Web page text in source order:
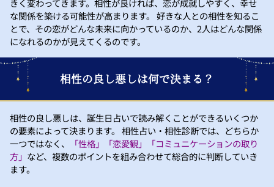
な関係を築ける可能性が高まります。 好きな人との相性を知るこ
とで、その恋がどんな未来に向かっているのか、2人はどんな関係
になれるのかが見えてくるのです。
相性の良し悪しは何で決まる？
相性の良し悪しは、誕生日占いで読み解くことができるいくつか
の要素によって決まります。 相性占い・相性診断では、どちらか
一つではなく、
「性格」「恋愛観」「コミュニケーションの取り
方」 など、複数のポイントを組み合わせて総合的に判断していき
ます。